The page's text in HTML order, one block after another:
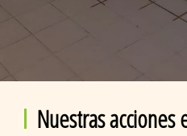
Nuestras